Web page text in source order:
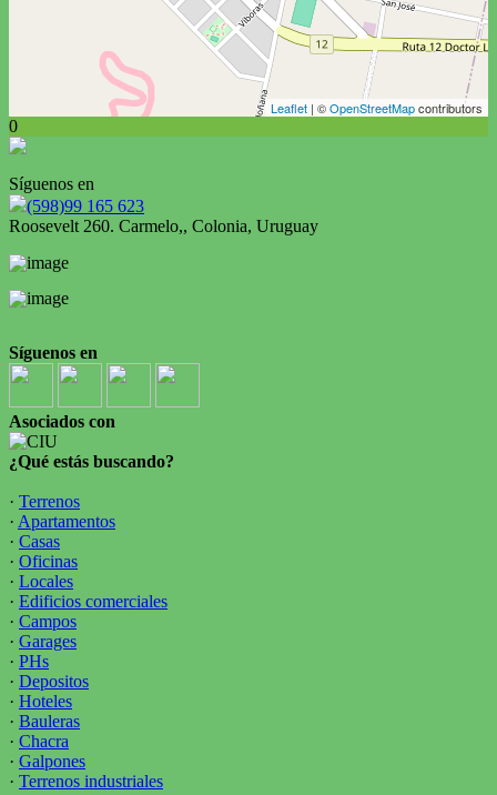
Leaflet | ©OpenStreetMapcontributors
0
Síguenos en
(598)99 165 623
Roosevelt 260. Carmelo,, Colonia, Uruguay
Síguenos en
Asociados con
¿Qué estás buscando?
· Terrenos
· Apartamentos
· Casas
· Oficinas
· Locales
· Edificios comerciales
· Campos
· Garages
· PHs
· Depositos
· Hoteles
· Bauleras
· Chacra
· Galpones
· Terrenos industriales